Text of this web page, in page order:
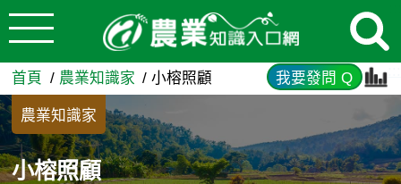
跳到主要內容
小榕照顧 - 農業知識入口網
首頁 農業知識家 小榕照顧 我要發問 Q
農業知識家
小榕照顧